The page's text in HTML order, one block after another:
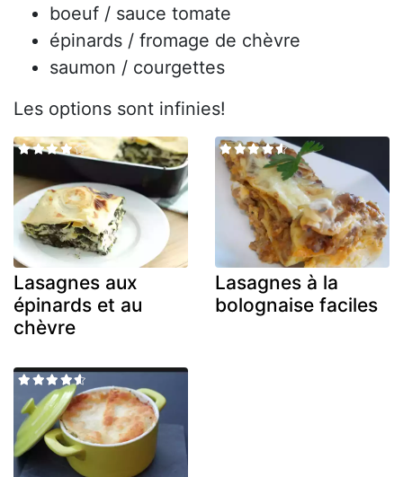
boeuf / sauce tomate
épinards / fromage de chèvre
saumon / courgettes
Les options sont infinies!
Lasagnes aux
épinards et au
chèvre
Lasagnes à la
bolognaise faciles